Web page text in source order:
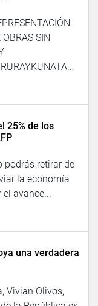
OBRAS SIN
25% de los
podrás retirar de
la economía
avance...
una verdadera
Vivian Olivos,